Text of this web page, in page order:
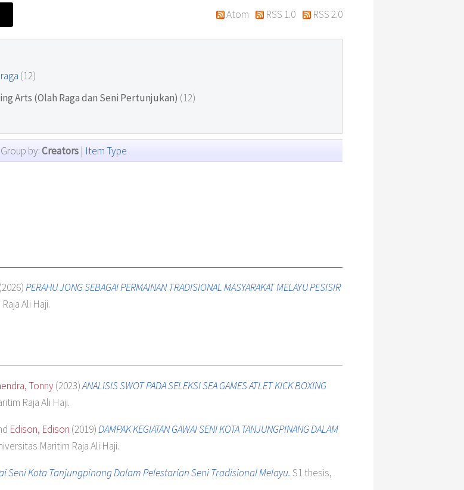
Atom RSS 1.0 RSS 2.0
(12)
Arts (Olah Raga dan Seni Pertunjukan) (12)
Group by:Creators | Item Type
(2026)PERAHU JONG SEBAGAI PERMAINAN TRADISIONAL MASYARAKAT MELAYU PESISIR
Ali Haji.
Tonny(2023)ANALISIS SWOT PADA SELEKSI SEA GAMES ATLET KICK BOXING
Raja Ali Haji.
Edison, Edison (2019)DAMPAK KEGIATAN GAWAI SENI KOTA TANJUNGPINANG DALAM
Maritim Raja Ali Haji.
Seni Kota Tanjungpinang Dalam Pelestarian Seni Tradisional Melayu. S1 thesis,